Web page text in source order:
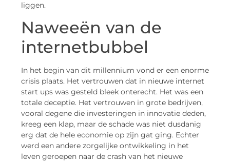
liggen.
Naweeën van de
internetbubbel
In het begin van dit millennium vond er een enorme
crisis plaats. Het vertrouwen dat in nieuwe internet
start ups was gesteld bleek onterecht. Het was een
totale deceptie. Het vertrouwen in grote bedrijven,
vooral degene die investeringen in innovatie deden,
kreeg een klap, maar de schade was niet dusdanig
erg dat de hele economie op zijn gat ging. Echter
werd een andere zorgelijke ontwikkeling in het
leven geroepen naar de crash van het nieuwe